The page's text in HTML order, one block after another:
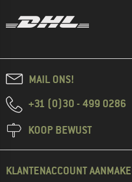
MAIL ONS!
+31 (0)30 - 499 0286
KOOP BEWUST
KLANTENACCOUNT